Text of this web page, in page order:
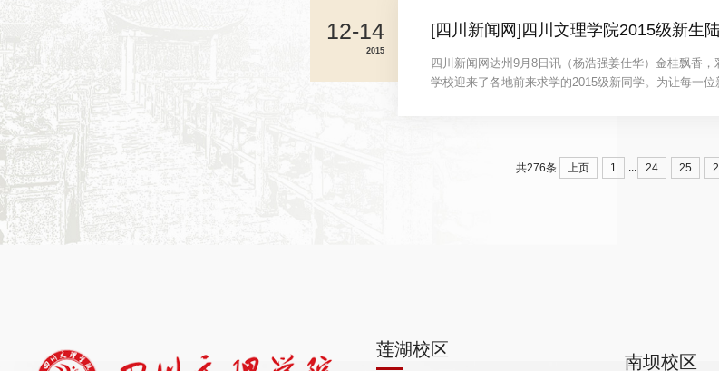
12-14
2015
[四川新闻网]四川文理学院2015级新生
四川新闻网达州9月8日讯（杨浩强姜仕华）金桂飘香
学校迎来了各地前来求学的2015级新同学。为让每一
共276条 上页 1 24 25
莲湖校区
南坝校区